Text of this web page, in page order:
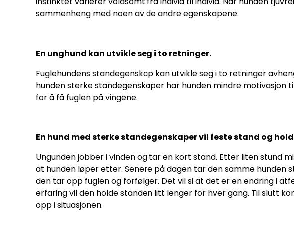
sammenheng med noen av de andre egenskapene.
En unghund kan utvikle seg i to retninger.
Fuglehundens standegenskap kan utvikle seg i to retninger
hunden sterke standegenskaper har hunden mindre motivasjon
for å få fuglen på vingene.
En hund med sterke standegenskaper vil feste stand og
Ungunden jobber i vinden og tar en kort stand. Etter liten stund
at hunden løper etter. Senere på dagen tar den samme hunden
den tar opp fuglen og forfølger. Det vil si at det er en endring i
erfaring vil den holde standen litt lenger for hver gang. Til slutt
opp i situasjonen.